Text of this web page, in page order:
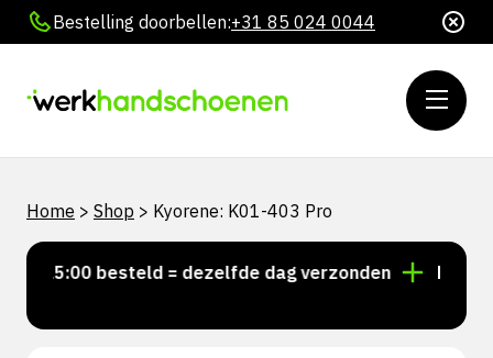
Bestelling doorbellen:+31 85 024 0044
Home > Shop > Kyorene: K01-403 Pro
15:00 besteld = dezelfde dag verzonden